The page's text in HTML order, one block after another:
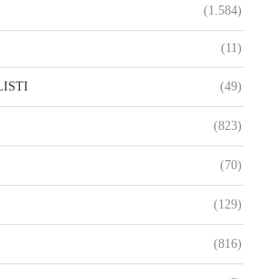
(1.584)
(11)
(49)
(823)
(70)
(129)
(816)